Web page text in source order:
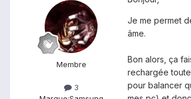
Membre
3
Je me permet
âme.
Bon alors, ça
rechargée
pour balancer